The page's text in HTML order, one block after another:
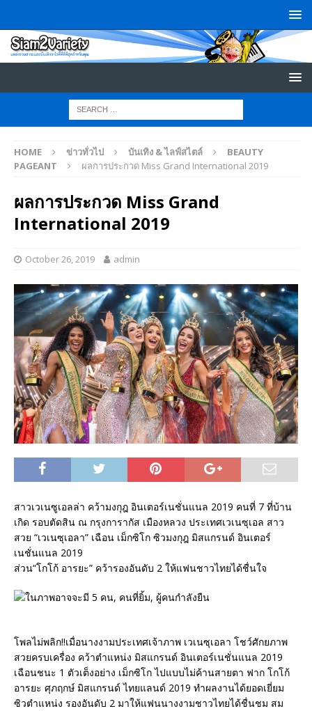
HOME ข่าวทั่วไป บันเทิง & ไลฟ์สไตล์
BEAUTY
PAGEANT
ผลการประกวด Miss Grand International 2019
ผลการประกวด Miss Grand
International 2019
October 26, 2019 admin
สาวเวเนซูเอลล่า คว้ามงกุฎ อินเตอร์เนชั่นแนล 2019 คนที่ 7 ที่บ้าน
เกิด รอบตัดสิน ณ กรุงการากัส เมืองหลวง ประเทศเวเนซุเอล สาว
สวย “เวเนซุเอลา” เฉือน เม็กซิโก ซิวมงกุฎ มิสแกรนด์ อินเตอร์
เนชั่นแนล 2019
ส่วน“โกโก้ อารยะ” คว้ารองอันดับ 2 ให้แฟนชาวไทยได้ชื่นใจ
โพลไม่พลิก!!เมื่อนางงามประเทศเจ้าภาพ เวเนซุเอลา โชว์ศักยภาพ
สวยครบเครื่อง คว้าตำแหน่ง มิสแกรนด์ อินเตอร์เนชั่นแนล 2019
เฉือนชนะ 1 ตัวเต็งอย่าง เม็กซิโก ไปแบบไม่ค้านสายตา ฟาก โกโก้
อารยะ ศุภฤกษ์ มิสแกรนด์ ไทยแลนด์ 2019 ทำผลงานได้ยอดเยี่ยม
ซิวตำแหน่ง รองอันดับ 2 มาให้แฟนนางงามชาวไทยได้ชื่นชม สม